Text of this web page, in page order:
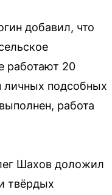
добавил, что
работают 20
личных подсобных
работа
Шахов доложил
твёрдых